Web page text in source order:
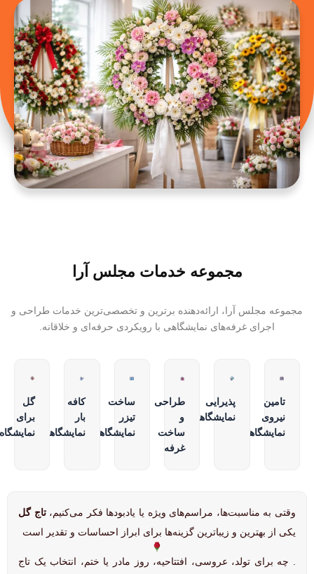
مجموعه خدمات مجلس آرا
مجموعه مجلس آرا، ارائه‌دهنده برترین و تخصصی‌ترین خدمات طراحی و
اجرای غرفه‌های نمایشگاهی با رویکردی حرفه‌ای و خلاقانه.
تامین
نیروی
نمایشگاهی
پذیرایی
نمایشگاهی
طراحی
و
ساخت
غرفه
ساخت
تیزر
نمایشگاهی
کافه
بار
نمایشگاهی
گل
برای
نمایشگاه
وقتی به مناسبت‌ها، مراسم‌های ویژه یا یادبودها فکر می‌کنیم،تاج گل
یکی از بهترین و زیباترین گزینه‌ها برای ابراز احساسات و تقدیر است
. چه برای تولد، عروسی، افتتاحیه، روز مادر یا ختم، انتخاب یک تاج